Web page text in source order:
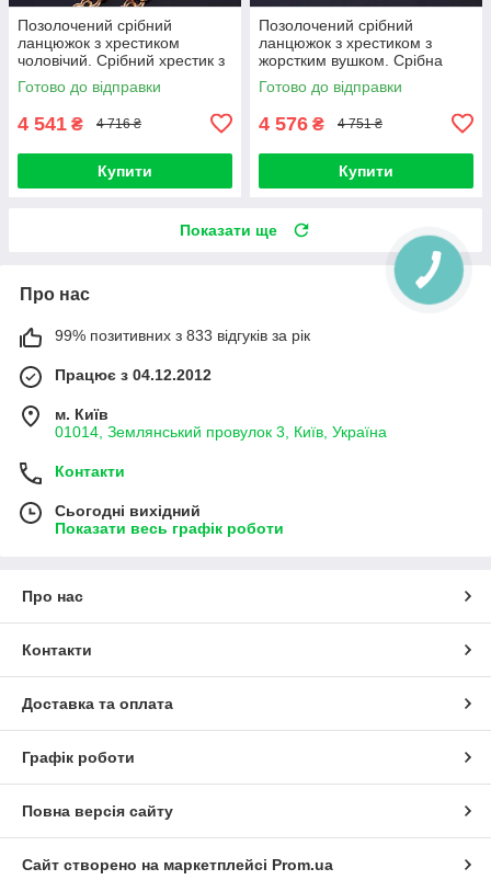
Позолочений срібний
ланцюжок з хрестиком
чоловічий. Срібний хрестик з
позолотою і цепочка срібло
925. Ширина 3,5 мм. 55 см
Готово до відправки
4 541 ₴ 4 716 ₴
Купити
Позолочений срібний
ланцюжок з хрестиком з
жорстким вушком. Срібна
цепочка з позолотою 585 і
хрестик срібло 925. 55 см
Готово до відправки
4 576 ₴ 4 751 ₴
Купити
Показати ще
Про нас
99% позитивних з 833 відгуків за рік
Працює з 04.12.2012
м. Київ
01014, Землянський провулок 3, Київ, Україна
Контакти
Сьогодні вихідний
Показати весь графік роботи
Про нас
Контакти
Доставка та оплата
Графік роботи
Повна версія сайту
Сайт створено на маркетплейсі Prom.ua